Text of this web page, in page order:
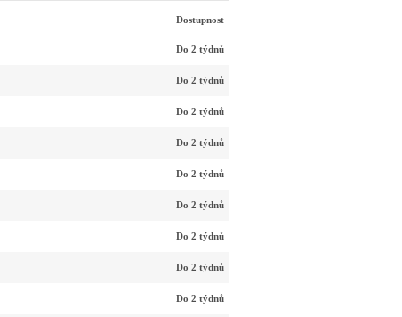
Dostupnost
Do 2 týdnů
Do 2 týdnů
Do 2 týdnů
Do 2 týdnů
Do 2 týdnů
Do 2 týdnů
Do 2 týdnů
Do 2 týdnů
Do 2 týdnů